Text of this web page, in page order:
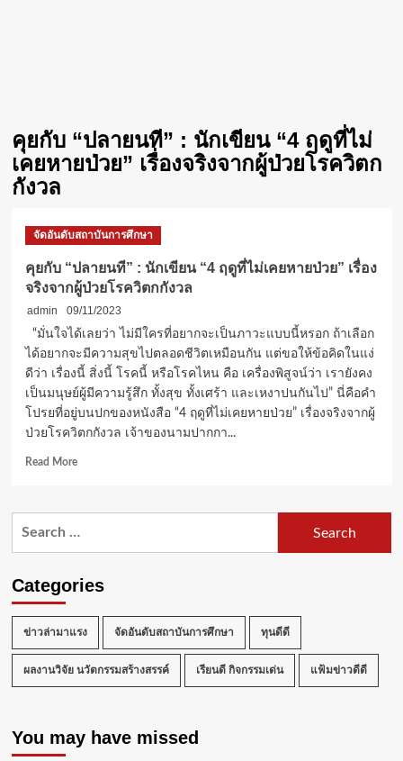
คุยกับ “ปลายนที” : นักเขียน “4 ฤดูที่ไม่
เคยหายป่วย” เรื่องจริงจากผู้ป่วยโรควิตก
กังวล
จัดอันดับสถาบันการศึกษา
คุยกับ “ปลายนที” : นักเขียน “4 ฤดูที่ไม่เคยหายป่วย” เรื่อง
จริงจากผู้ป่วยโรควิตกกังวล
admin
09/11/2023
“มั่นใจได้เลยว่า ไม่มีใครที่อยากจะเป็นภาวะแบบนี้หรอก ถ้าเลือก
ได้อยากจะมีความสุขไปตลอดชีวิตเหมือนกัน แต่ขอให้ข้อคิดในแง่
ดีว่า เรื่องนี้ สิ่งนี้ โรคนี้ หรือโรคไหน คือ เครื่องพิสูจน์ว่า เรายังคง
เป็นมนุษย์ผู้มีความรู้สึก ทั้งสุข ทั้งเศร้า และเหงาปนกันไป” นี่คือคำ
โปรยที่อยู่บนปกของหนังสือ “4 ฤดูที่ไม่เคยหายป่วย” เรื่องจริงจากผู้
ป่วยโรควิตกกังวล เจ้าของนามปากกา...
Read MoreRead
คุย
“4
ฤดู
ที่
ป่วย”
เรื่อง
Categories
ข่าวล่ามาแรง จัดอันดับสถาบันการศึกษา ทุนดีดี
ผลงานวิจัย นวัตกรรมสร้างสรรค์ เรียนดี กิจกรรมเด่น แฟ้มข่าวดีดี
You may have missed